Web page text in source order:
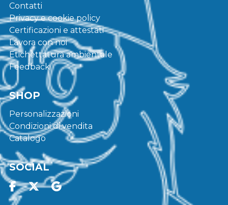
Contatti
Privacy e cookie policy
Certificazioni e attestati
Lavora con noi
Etichettatura ambientale
Feedback
SHOP
Personalizzazioni
Condizioni di vendita
Catalogo
SOCIAL